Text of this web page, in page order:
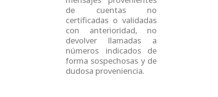
de cuentas no
certificadas o validadas
con anterioridad, no
devolver llamadas a
números indicados de
forma sospechosas y de
dudosa proveniencia.